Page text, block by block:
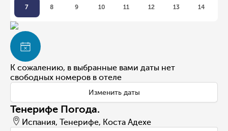
7 8 9 10 11 12 13 14
К сожалению, в выбранные вами даты нет
свободных номеров в отеле
Изменить даты
Тенерифе Погода.
Испания, Тенерифе, Коста Адехе